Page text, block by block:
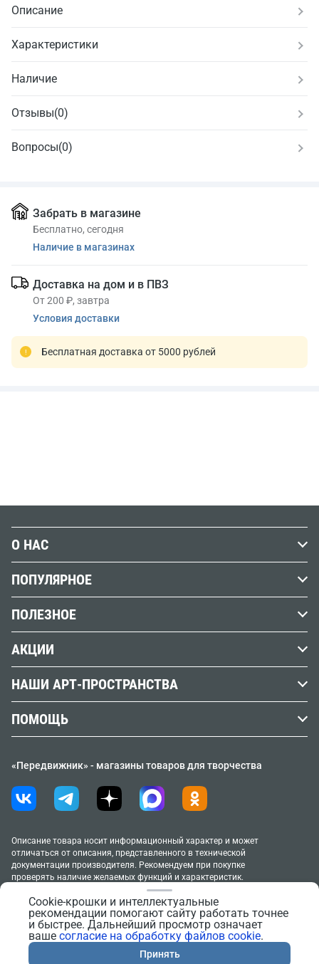
100 ₽ В корзину
Описание
Характеристики
Наличие
Отзывы(0)
Вопросы(0)
Забрать в магазине
Бесплатно, сегодня
Наличие в магазинах
Доставка на дом и в ПВЗ
От 200 ₽, завтра
Условия доставки
Бесплатная доставка от 5000 рублей
«Передвижник» - магазины товаров для творчества
О НАС
Наши магазины
Бренды
Вакансии
Наши реквизиты
Юридическим лицам
Контакты
ПОПУЛЯРНОЕ
Краски
Кисти
Холст
Бумага
Гипс
ПОЛЕЗНОЕ
Вопросы и ответы
Словарь художника
Учебные заведения
АКЦИИ
Клубная карта
Акции и спецпредложения
ТОВАР МЕСЯЦА
Распродажа
Правила клубной программы
НАШИ АРТ-ПРОСТРАНСТВА
Москва, м. Курская (Винзавод)
Москва, м. Речной вокзал
Новосибирск, м. Площадь Ленина
Санкт-Петербург, м. Черная речка
Аренда под свое мероприятие
Москва, м. Курская (Винзавод)
Москва, м. Маяковская/Новослободская
Новосибирск, м. Площадь Ленина
Тестирование материалов
ПОМОЩЬ
Способы оплаты
Возврат и обмен товара
Политика в отношении обработки персональных
данных
Согласие на обработку персональных данных
Согласие на обработку файлов cookie
Правила поведения в АртПространствах
Описание товара носит информационный характер и может
отличаться от описания, представленного в технической
документации производителя. Рекомендуем при покупке
проверять наличие желаемых функций и характеристик.
2005–2026 «Передвижник»
Сайт сделан вProgressive Media
Cookie-крошки и интеллектуальные
рекомендации помогают сайту работать точнее
и быстрее. Дальнейший просмотр означает
вашесогласие на обработку файлов cookie.
Принять